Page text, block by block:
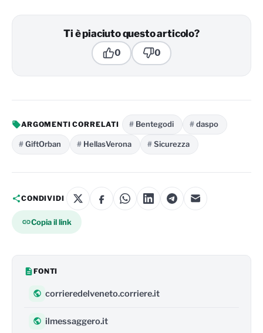
Ti è piaciuto questo articolo?
0 0
ARGOMENTI CORRELATI Bentegodi daspo
GiftOrban HellasVerona Sicurezza
CONDIVIDI
Copia il link
FONTI
corrieredelveneto.corriere.it
ilmessaggero.it